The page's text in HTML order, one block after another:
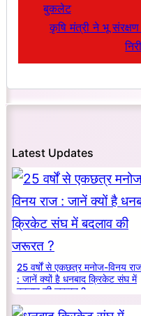
बुकलेट
कृषि मंत्री ने भू
Latest Updates
25 वर्षों से एकछत्र मनोज-विनय
: जानें क्यों है धनबाद क्रिकेट संघ में
बदलाव की जरूरत ?